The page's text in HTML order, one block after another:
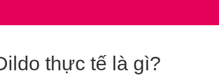
thực tế là gì?